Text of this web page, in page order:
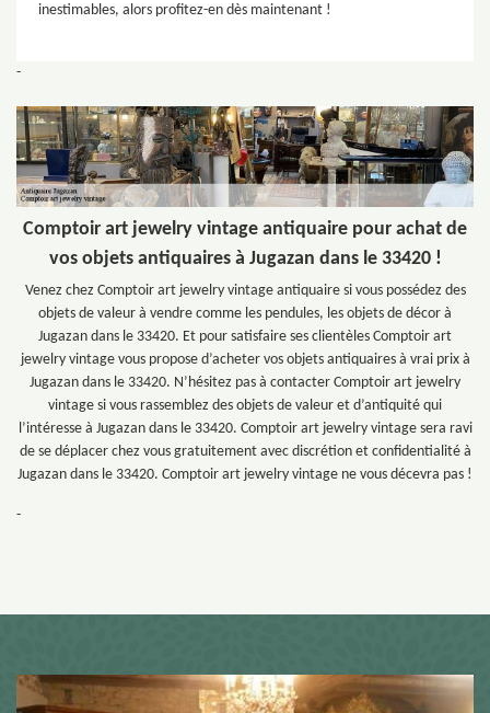
inestimables, alors profitez-en dès maintenant !
-
Comptoir art jewelry vintage antiquaire pour achat de
vos objets antiquaires à Jugazan dans le 33420 !
Venez chez Comptoir art jewelry vintage antiquaire si vous possédez des
objets de valeur à vendre comme les pendules, les objets de décor à
Jugazan dans le 33420. Et pour satisfaire ses clientèles Comptoir art
jewelry vintage vous propose d’acheter vos objets antiquaires à vrai prix à
Jugazan dans le 33420. N’hésitez pas à contacter Comptoir art jewelry
vintage si vous rassemblez des objets de valeur et d’antiquité qui
l’intéresse à Jugazan dans le 33420. Comptoir art jewelry vintage sera ravi
de se déplacer chez vous gratuitement avec discrétion et confidentialité à
Jugazan dans le 33420. Comptoir art jewelry vintage ne vous décevra pas !
-